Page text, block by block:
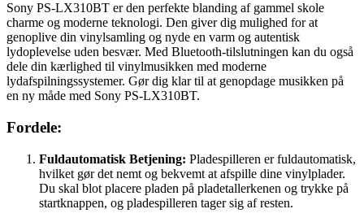
Sony PS-LX310BT er den perfekte blanding af gammel skole
charme og moderne teknologi. Den giver dig mulighed for at
genoplive din vinylsamling og nyde en varm og autentisk
lydoplevelse uden besvær. Med Bluetooth-tilslutningen kan du også
dele din kærlighed til vinylmusikken med moderne
lydafspilningssystemer. Gør dig klar til at genopdage musikken på
en ny måde med Sony PS-LX310BT.
Fordele:
Fuldautomatisk Betjening: Pladespilleren er fuldautomatisk,
hvilket gør det nemt og bekvemt at afspille dine vinylplader.
Du skal blot placere pladen på pladetallerkenen og trykke på
startknappen, og pladespilleren tager sig af resten.